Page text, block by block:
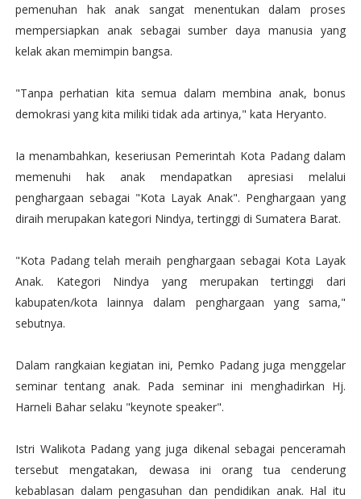
pemenuhan hak anak sangat menentukan dalam proses
mempersiapkan anak sebagai sumber daya manusia yang
kelak akan memimpin bangsa.
"Tanpa perhatian kita semua dalam membina anak, bonus
demokrasi yang kita miliki tidak ada artinya," kata Heryanto.
Ia menambahkan, keseriusan Pemerintah Kota Padang dalam
memenuhi hak anak mendapatkan apresiasi melalui
penghargaan sebagai "Kota Layak Anak". Penghargaan yang
diraih merupakan kategori Nindya, tertinggi di Sumatera Barat.
"Kota Padang telah meraih penghargaan sebagai Kota Layak
Anak. Kategori Nindya yang merupakan tertinggi dari
kabupaten/kota lainnya dalam penghargaan yang sama,"
sebutnya.
Dalam rangkaian kegiatan ini, Pemko Padang juga menggelar
seminar tentang anak. Pada seminar ini menghadirkan Hj.
Harneli Bahar selaku "keynote speaker".
Istri Walikota Padang yang juga dikenal sebagai penceramah
tersebut mengatakan, dewasa ini orang tua cenderung
kebablasan dalam pengasuhan dan pendidikan anak. Hal itu